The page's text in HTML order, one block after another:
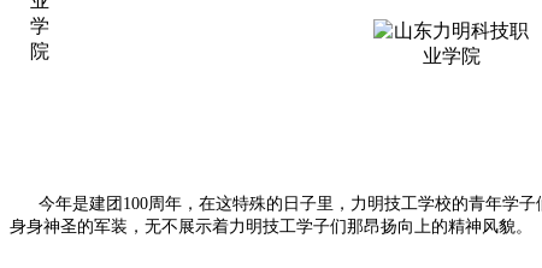
今年是建团100周年，在这特殊的日子里，力明技工学校的青年学子
身身神圣的军装，无不展示着力明技工学子们那昂扬向上的精神风貌。